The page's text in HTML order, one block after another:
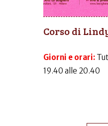
Corso di
Giorni e orari:
19.40 alle 20.40